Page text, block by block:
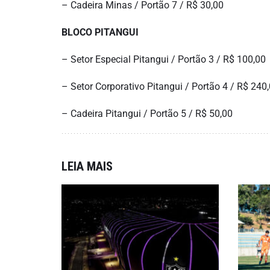
– Cadeira Minas / Portão 7 / R$ 30,00
BLOCO PITANGUI
– Setor Especial Pitangui / Portão 3 / R$ 100,00
– Setor Corporativo Pitangui / Portão 4 / R$
– Cadeira Pitangui / Portão 5 / R$ 50,00
LEIA MAIS